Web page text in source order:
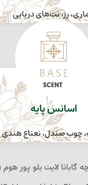
رز، نت‌های دریایی
اسانس پایه
چوب صندل، نعناع هندی